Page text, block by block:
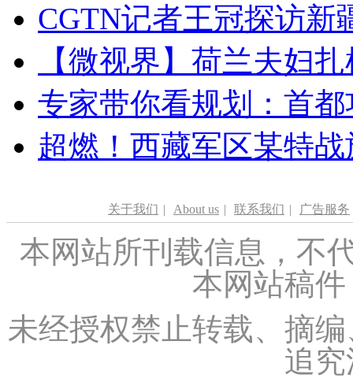
CGTN记者王冠探访新
【微视界】荷兰夫妇
专家带你看规划：首
超燃！西藏军区某特
关于我们 | About us | 联系我们 | 广告服务
本网站所刊载信息，不
本网站稿
未经授权禁止转载、摘
追